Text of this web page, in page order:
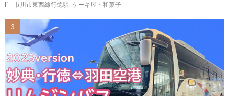
市川市東西線行徳駅 ケーキ屋・和菓子